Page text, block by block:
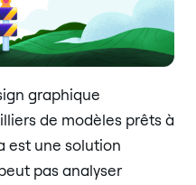
graphique
de modèles prêts à
est une solution
pas analyser